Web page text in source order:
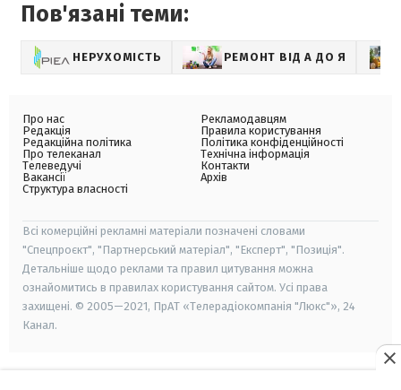
Пов'язані теми:
НЕРУХОМІСТЬ РЕМОНТ ВІД А ДО Я
Про нас
Редакція
Редакційна політика
Про телеканал
Телеведучі
Вакансії
Структура власності
Рекламодавцям
Правила користування
Політика конфіденційності
Технічна інформація
Контакти
Архів
Всі комерційні рекламні матеріали позначені словами
"Спецпроєкт", "Партнерський матеріал", "Експерт", "Позиція".
Детальніше щодо реклами та правил цитування можна
ознайомитись в правилах користування сайтом. Усі права
захищені. © 2005—2021, ПрАТ «Телерадіокомпанія "Люкс"», 24
Канал.